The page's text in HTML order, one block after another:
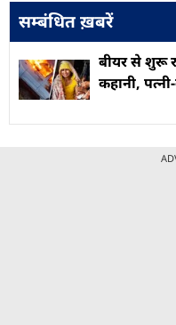
सम्बंधित ख़बरें
बीयर से शुरू
कहानी,